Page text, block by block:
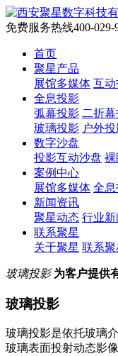
免费服务热线400-029-
首页
聚星产品
展馆多媒体 互
全息投影
弧幕投影 二折
玻璃投影 户外
数字沙盘
投影互动沙盘 裸
案例中心
展馆多媒体 全
新闻资讯
聚星动态 行业新
联系聚星
关于聚星 联系聚
玻璃投影 为客户提供
玻璃投影
玻璃投影是依托玻璃
玻璃表面投射动态影